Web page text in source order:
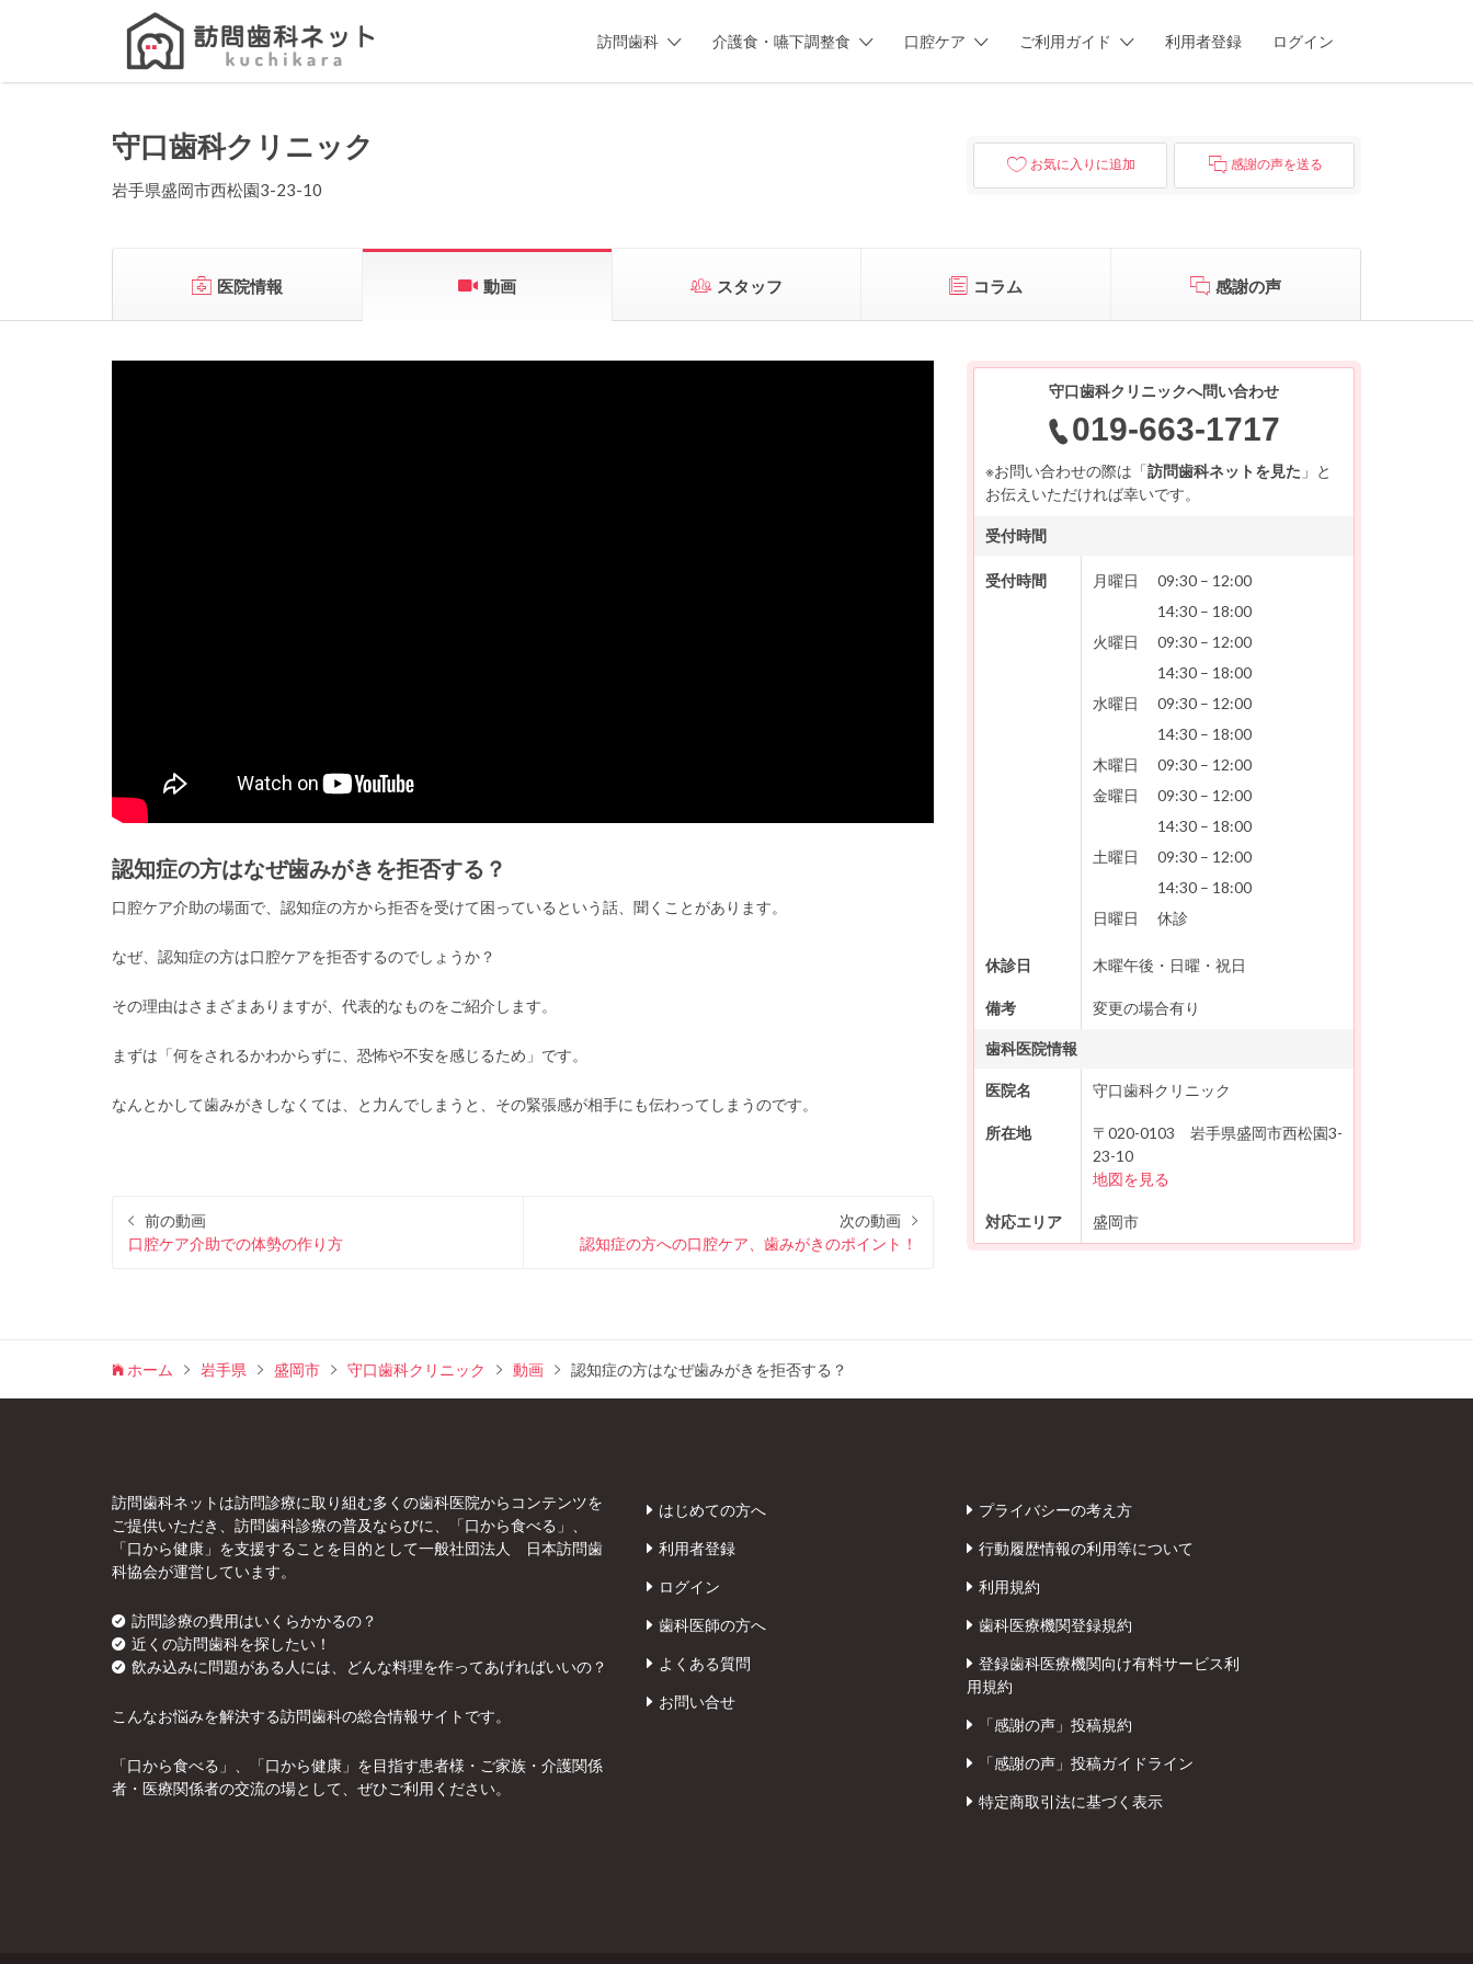
訪問歯科 介護食・嚥下調整食 口腔ケア ご利用ガイド 利用者登録 ログイン
Search
守口歯科クリニック
岩手県盛岡市西松園3-23-10
お気に入りに追加 感謝の声を送る
医院情報 動画 スタッフ コラム 感謝の声
認知症の方はなぜ歯みがきを拒否する？
口腔ケア介助の場面で、認知症の方から拒否を受けて困っているという話、聞くことがあります。
なぜ、認知症の方は口腔ケアを拒否するのでしょうか？
その理由はさまざまありますが、代表的なものをご紹介します。
まずは「何をされるかわからずに、恐怖や不安を感じるため」です。
なんとかして歯みがきしなくては、と力んでしまうと、その緊張感が相手にも伝わってしまうのです。
前の動画
口腔ケア介助での体勢の作り方
次の動画
認知症の方への口腔ケア、歯みがきのポイント！
守口歯科クリニックへ問い合わせ
019-663-1717
※お問い合わせの際は「訪問歯科ネットを見た 」と
お伝えいただければ幸いです。
受付時間
受付時間 月曜日 09:30 – 12:00
14:30 – 18:00
火曜日
09:30 – 12:00
14:30 – 18:00
水曜日
09:30 – 12:00
14:30 – 18:00
木曜日
09:30 – 12:00
金曜日
09:30 – 12:00
14:30 – 18:00
土曜日
09:30 – 12:00
14:30 – 18:00
日曜日
休診
休診日 木曜午後・日曜・祝日
備考 変更の場合有り
歯科医院情報
医院名 守口歯科クリニック
所在地
〒020-0103 岩手県盛岡市西松園3-
23-10
地図を見る
対応エリア 盛岡市
ホーム 岩手県 盛岡市 守口歯科クリニック 動画 認知症の方はなぜ歯みがきを拒否する？
訪問歯科ネットは訪問診療に取り組む多くの歯科医院からコンテンツを
ご提供いただき、訪問歯科診療の普及ならびに、「口から食べる」、
「口から健康」を支援することを目的として一般社団法人 日本訪問歯
科協会が運営しています。
訪問診療の費用はいくらかかるの？
近くの訪問歯科を探したい！
飲み込みに問題がある人には、どんな料理を作ってあげればいいの？
こんなお悩みを解決する訪問歯科の総合情報サイトです。
「口から食べる」、「口から健康」を目指す患者様・ご家族・介護関係
者・医療関係者の交流の場として、ぜひご利用ください。
はじめての方へ
利用者登録
ログイン
歯科医師の方へ
よくある質問
お問い合せ
プライバシーの考え方
行動履歴情報の利用等について
利用規約
歯科医療機関登録規約
登録歯科医療機関向け有料サービス利
用規約
「感謝の声」投稿規約
「感謝の声」投稿ガイドライン
特定商取引法に基づく表示